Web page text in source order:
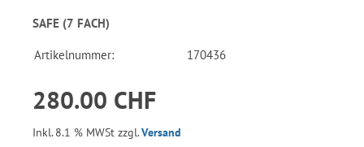
SAFE (7 FACH)
Artikelnummer: 170436
280.00 CHF
Inkl. 8.1 % MWSt zzgl.Versand